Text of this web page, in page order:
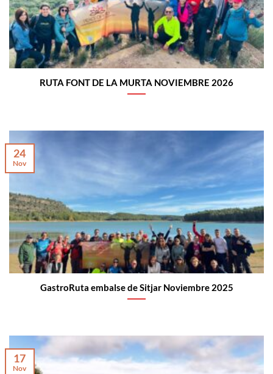
RUTA FONT DE LA MURTA NOVIEMBRE 2026
GastroRuta embalse de Sitjar Noviembre 2025
24
Nov
17
Nov